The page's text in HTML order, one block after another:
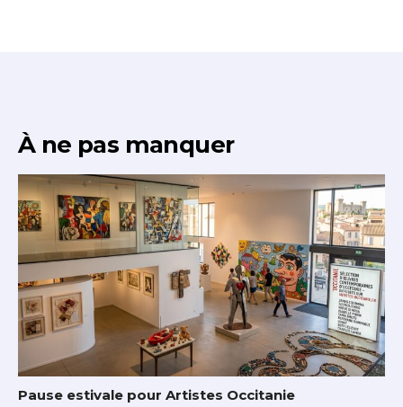
À ne pas manquer
Pause estivale pour Artistes Occitanie